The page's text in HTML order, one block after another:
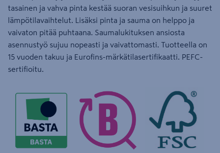
tasainen ja vahva pinta kestää suoran vesisuihkun ja suuret
lämpötilavaihtelut. Lisäksi pinta ja sauma on helppo ja
vaivaton pitää puhtaana. Saumalukituksen ansiosta
asennustyö sujuu nopeasti ja vaivattomasti. Tuotteella on
15 vuoden takuu ja Eurofins-märkätilasertifikaatti. PEFC-
sertifioitu.